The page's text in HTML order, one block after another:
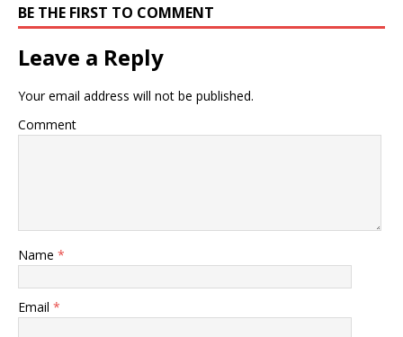
BE THE FIRST TO COMMENT
Leave a Reply
Your email address will not be published.
Comment
Name *
Email *